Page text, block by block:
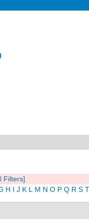
Filters]
H I J K L M N O P Q R S T